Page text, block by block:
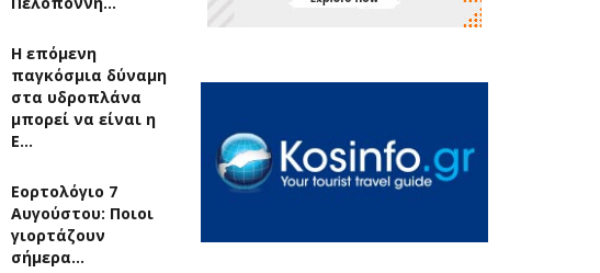
Η επόμενη
παγκόσμια δύναμη
στα υδροπλάνα
μπορεί να είναι η
Ε…
Εορτολόγιο 7
Αυγούστου: Ποιοι
γιορτάζουν
σήμερα…